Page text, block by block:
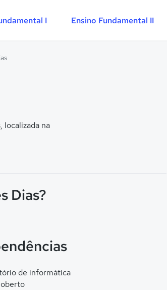
I Ensino Fundamental II
localizada na
Dias?
de informática